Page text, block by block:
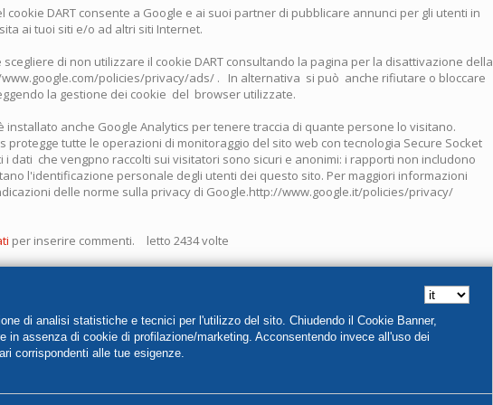
DART consente a Google e ai suoi partner di pubblicare annunci per gli utenti in
ai tuoi siti e/o ad altri siti Internet.
di non utilizzare il cookie DART consultando la pagina per la disattivazione della
policies/privacy/ads/ . In alternativa si può anche rifiutare o bloccare
la gestione dei cookie del browser utilizzate.
installato anche Google Analytics per tenere traccia di quante persone lo visitano.
protegge tutte le operazioni di monitoraggio del sito web con tecnologia Secure Socket
i dati che vengpno raccolti sui visitatori sono sicuri e anonimi: i rapporti non includono
l'identificazione personale degli utenti dei questo sito. Per maggiori informazioni
delle norme sulla privacy di Google.http://www.google.it/policies/privacy/
per inserire commenti. letto 2434 volte
di iscrizione 170001 e Partita Iva 01956540544
di analisi statistiche e tecnici per l'utilizzo del sito. Chiudendo il Cookie Banner,
assenza di cookie di profilazione/marketing. Acconsentendo invece all'uso dei
corrispondenti alle tue esigenze.